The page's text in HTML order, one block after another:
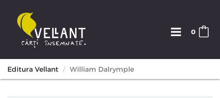
0
Editura Vellant William Dalrymple